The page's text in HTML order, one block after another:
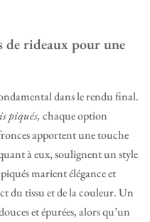
de rideaux pour une
dans le rendu final.
piqués,chaque option
apportent une touche
à eux, soulignent un style
marient élégance et
du tissu et de la couleur. Un
et épurées, alors qu’un